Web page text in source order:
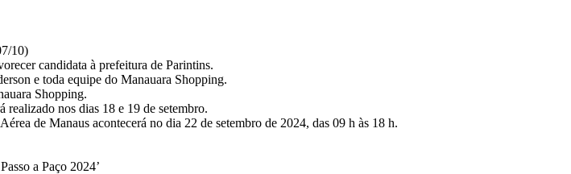
10)
candidata à prefeitura de Parintins.
e toda equipe do Manauara Shopping.
Shopping.
nos dias 18 e 19 de setembro.
de Manaus acontecerá no dia 22 de setembro de 2024, das 09 h às 18 h.
a Paço 2024’